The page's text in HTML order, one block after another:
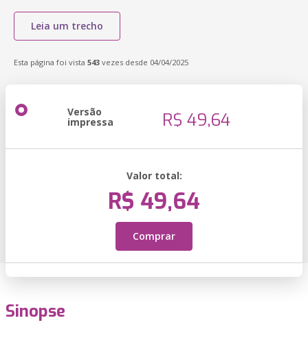
Leia um trecho
Esta página foi vista 543 vezes desde 04/04/2025
Versão
impressa R$ 49,64
Valor total:
R$ 49,64
Comprar
Sinopse